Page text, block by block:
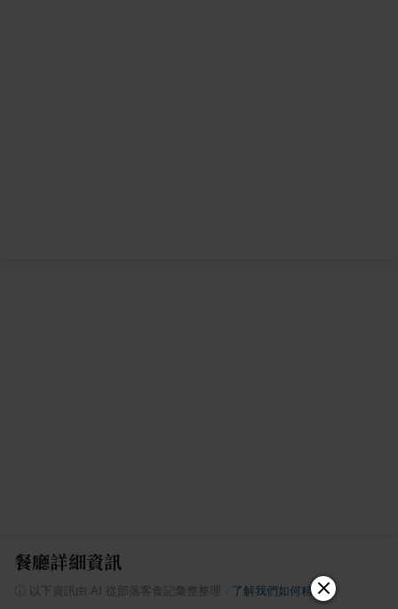
餐廳詳細資訊
以下資訊由 AI 從部落客食記彙整整理 了解我們如何精選